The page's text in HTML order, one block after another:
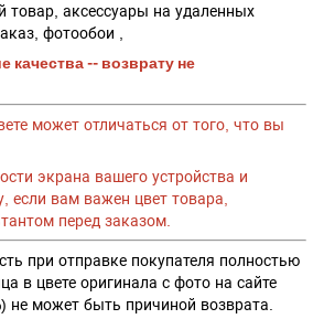
товар, аксессуары на удаленных
фотообои ,
качества -- возврату не
может отличаться от того, что вы
экрана вашего устройства и
если вам важен цвет товара,
перед заказом.
при отправке покупателя полностью
в цвете оригинала с фото на сайте
не может быть причиной возврата.